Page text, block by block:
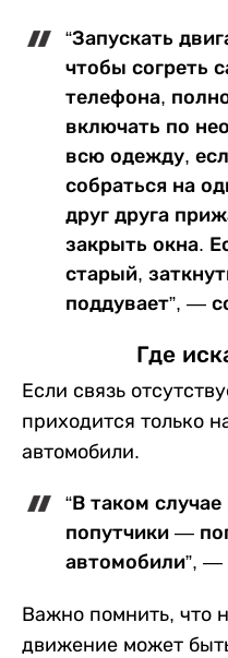
“Запускать
чтобы согреть
телефона,
включать по
всю одежду,
собраться на
друг друга
закрыть окна.
старый,
поддувает”, —
Где
Если связь
приходится только
автомобили.
“В таком
попутчики —
автомобили”, —
Важно помнить, что
движение может